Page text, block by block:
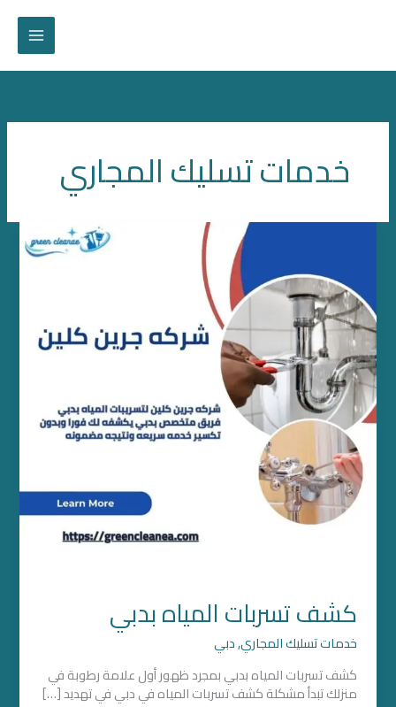
خدمات تسليك المجاري
كشف تسربات المياه بدبي
خدمات تسليك المجاري,دبي
كشف تسربات المياه بدبي بمجرد ظهور أول علامة رطوبة في
منزلك تبدأ مشكلة كشف تسربات المياه في دبي في تهديد […]
كشف
بدبي